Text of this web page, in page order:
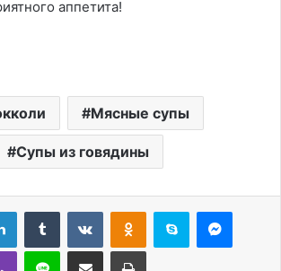
аппетита!
Мясные супы
Супы из говядины
LinkedInTumblr ВконтактеОдноклассники
Skype
Viber Line Поделиться через электронную почту Печатать